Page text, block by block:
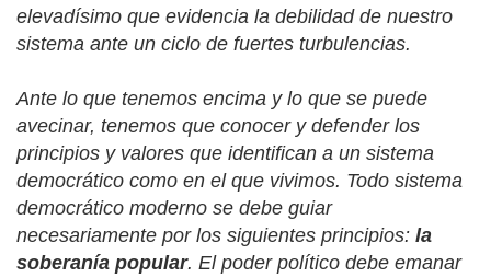
elevadísimo que evidencia la debilidad de nuestro
sistema ante un ciclo de fuertes turbulencias.
Ante lo que tenemos encima y lo que se puede
avecinar, tenemos que conocer y defender los
principios y valores que identifican a un sistema
democrático como en el que vivimos. Todo sistema
democrático moderno se debe guiar
necesariamente por los siguientes principios: la
soberanía popular. El poder político debe emanar